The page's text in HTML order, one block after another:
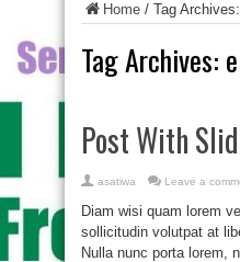
Home / Tag
Tag Archives:
Post With
asatiwa Leave a
Diam wisi quam lorem
sollicitudin volutpat at
Nulla nunc porta lorem,